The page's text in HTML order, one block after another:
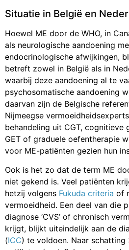
Situatie in België en
Hoewel ME door de WHO, in
als neurologische aandoening
endocrinologische afwijkingen,
betreft zowel in België als in
waarbij deze aandoening al te
psychosomatische aandoening
daarvan zijn de Belgische
Nijmeegse
behandeling uit CGT, cognitieve
GET of graduele oefentherapie
voor ME-patiënten gezien hun
Ook is het zo dat de term ME
niet gekend is. Veel patiënten
hetzij volgens Fukuda criteria of
vermoeidheid. Een deel van die
diagnose ‘CVS’ of chronisch
krijgt, blijkt uiteindelijk aan de
(ICC) te voldoen. Naar schatting